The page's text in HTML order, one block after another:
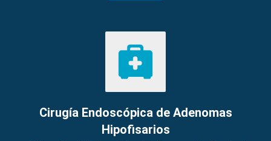
Cirugía Endoscópica de Adenomas
Hipofisarios